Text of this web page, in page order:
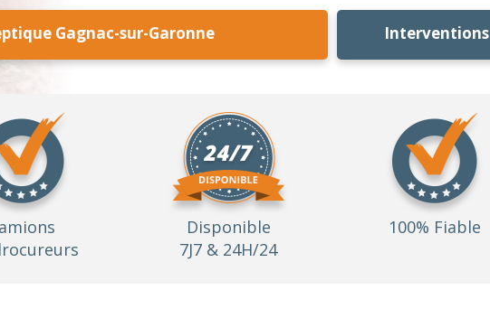
Gagnac-sur-Garonne Interventions
Disponible
7J7 & 24H/24
100% Fiable